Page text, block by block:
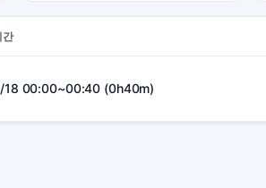
간
18 00:00~00:40 (0h40m)